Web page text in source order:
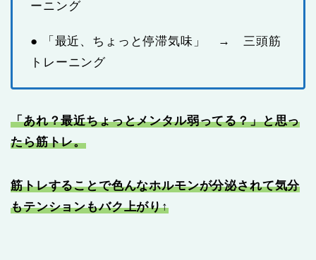
ーニング
● 「最近、ちょっと停滞気味」 → 三頭筋
トレーニング
「あれ？最近ちょっとメンタル弱ってる？」と思っ
たら筋トレ。
筋トレすることで色んなホルモンが分泌されて気分
もテンションもバク上がり↑